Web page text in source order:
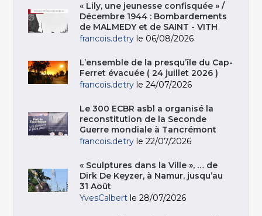
« Lily, une jeunesse confisquée » /
Décembre 1944 : Bombardements
de MALMEDY et de SAINT - VITH
francois.detry le 06/08/2026
L’ensemble de la presqu’île du Cap-
Ferret évacuée ( 24 juillet 2026 )
francois.detry le 24/07/2026
Le 300 ECBR asbl a organisé la
reconstitution de la Seconde
Guerre mondiale à Tancrémont
francois.detry le 22/07/2026
« Sculptures dans la Ville », … de
Dirk De Keyzer, à Namur, jusqu’au
31 Août
YvesCalbert le 28/07/2026